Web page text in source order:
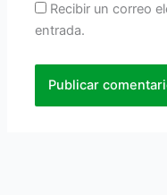
Recibir un correo
entrada.